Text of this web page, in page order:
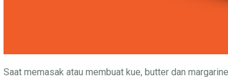
Saat memasak atau membuat kue, butter dan